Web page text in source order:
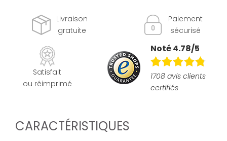
Livraison
gratuite
Paiement
sécurisé
Satisfait
ou réimprimé
Noté 4.78/5
1708 avis clients
certifiés
CARACTÉRISTIQUES